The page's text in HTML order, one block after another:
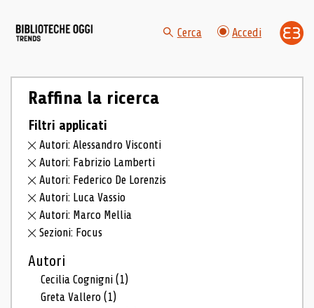
Cerca Accedi
Raffina la ricerca
Filtri applicati
Autori: Alessandro Visconti
Autori: Fabrizio Lamberti
Autori: Federico De Lorenzis
Autori: Luca Vassio
Autori: Marco Mellia
Sezioni: Focus
Autori
Cecilia Cognigni(1)
Greta Vallero(1)